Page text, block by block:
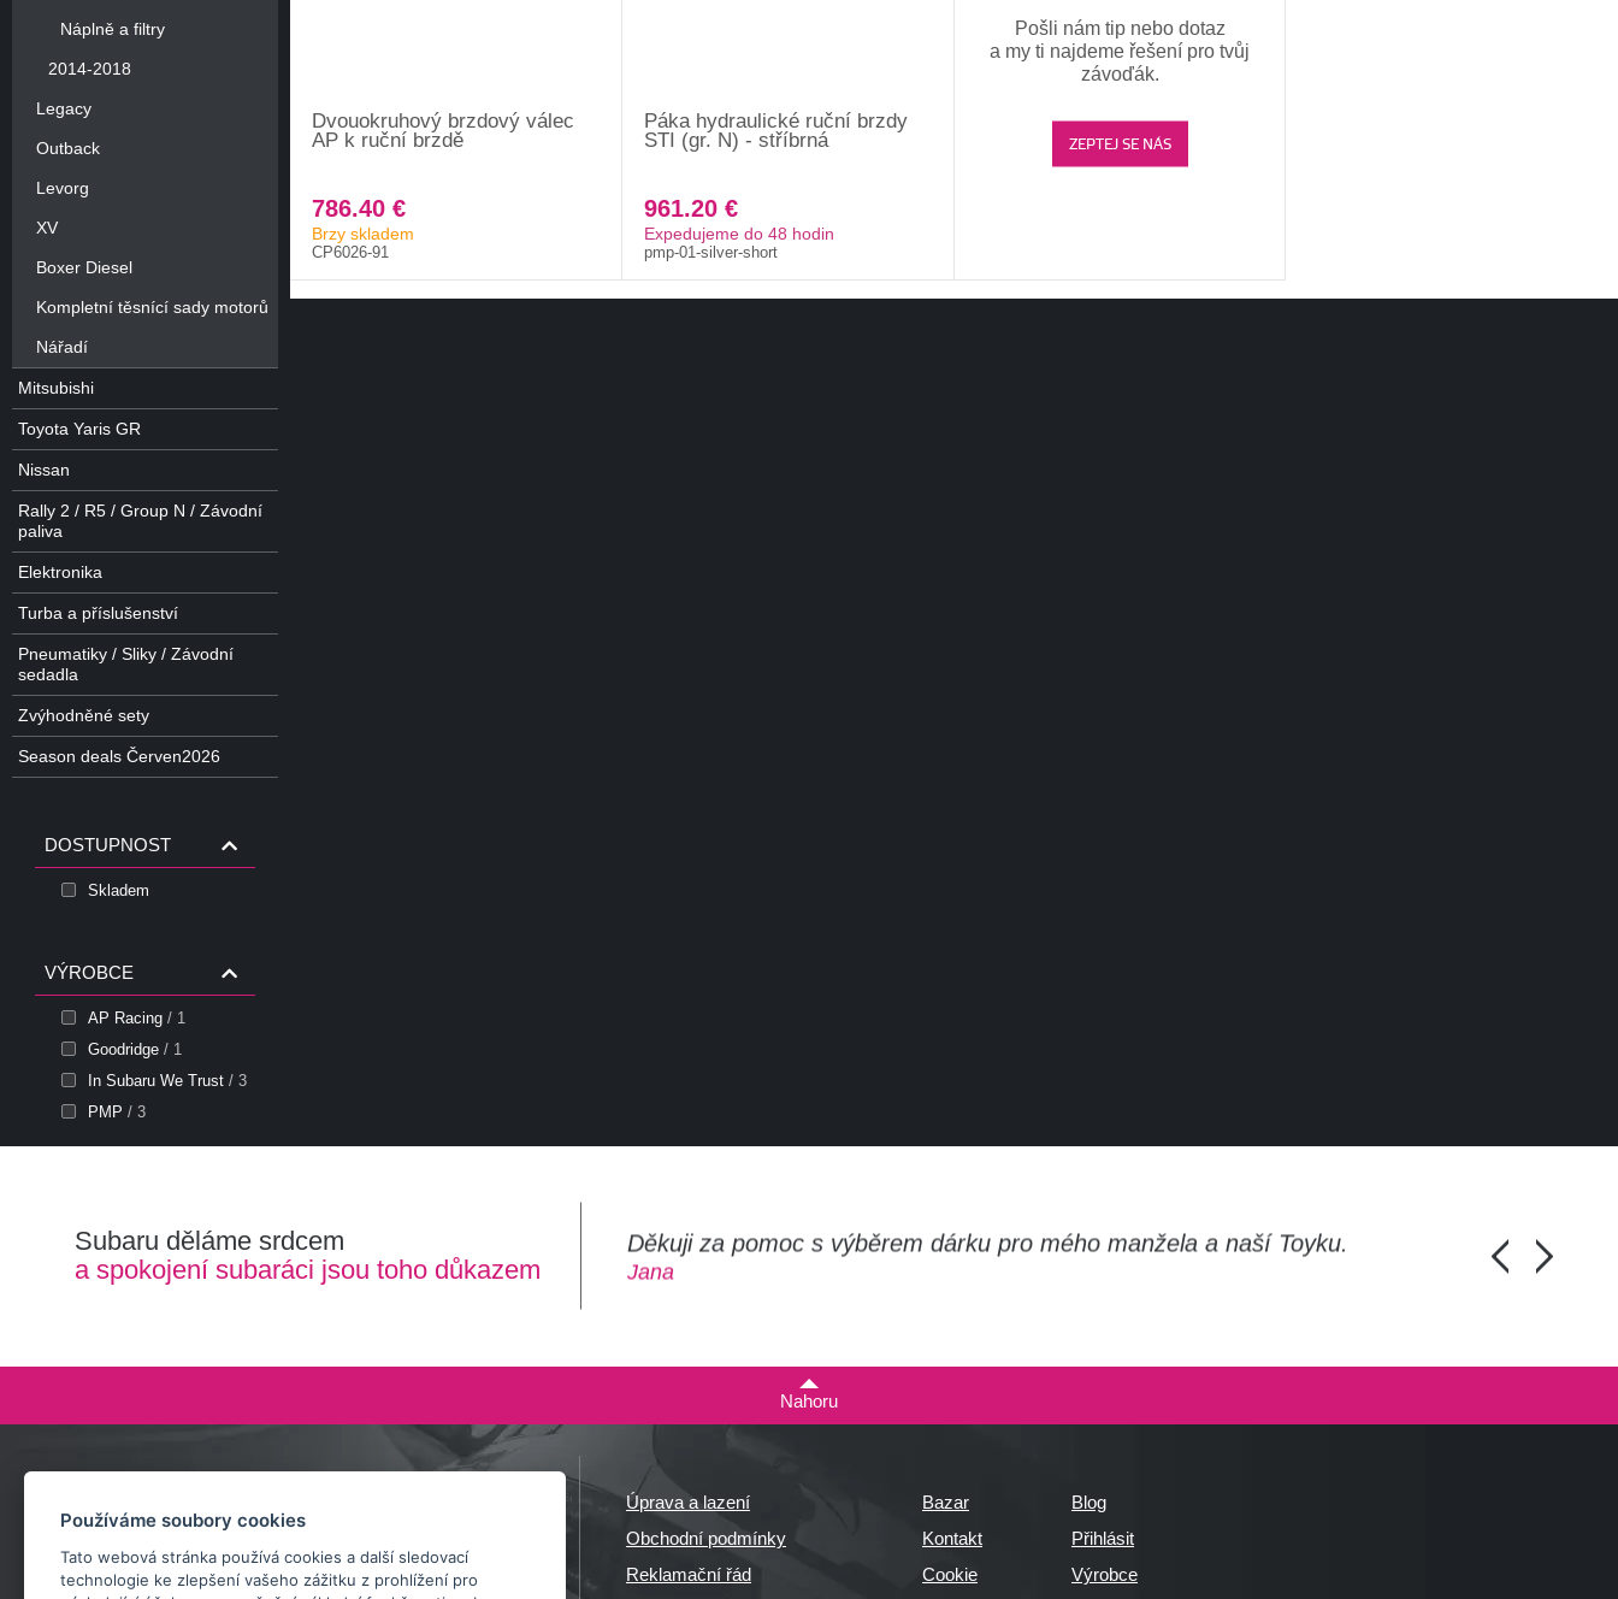
Používáme soubory cookies
Tato webová stránka používá cookies a další sledovací
technologie ke zlepšení vašeho zážitku z prohlížení pro
Náplně a filtry
2014-2018
Legacy
Outback
Levorg
XV
Boxer Diesel
Kompletní těsnící sady motorů
Nářadí
Mitsubishi
Toyota Yaris GR
Nissan
Rally 2 / R5 / Group N / Závodní
paliva
Elektronika
Turba a příslušenství
Pneumatiky / Sliky / Závodní
sedadla
Zvýhodněné sety
Season deals Červen2026
DOSTUPNOST
Skladem
VÝROBCE
AP Racing / 1
Goodridge / 1
In Subaru We Trust / 3
PMP / 3
Dvouokruhový brzdový válec
AP k ruční brzdě
786.40 €
Brzy skladem
CP6026-91
Páka hydraulické ruční brzdy
STI (gr. N) - stříbrná
961.20 €
Expedujeme do 48 hodin
pmp-01-silver-short
Pošli nám tip nebo dotaz
a my ti najdeme řešení pro tvůj
závoďák.
ZEPTEJ SE NÁS
Subaru děláme srdcem
a spokojení subaráci jsou toho důkazem
Děkuji za pomoc s výběrem dárku pro mého manžela a naší Toyku.
Jana
Chlapi, moc
Honza Pánka,
Nahoru
+420 732 218 685
rosta@subarusti.cz
Úprava a lazení
Obchodní podmínky
Reklamační řád
Bazar
Kontakt
Cookie
Blog
Přihlásit
Výrobce